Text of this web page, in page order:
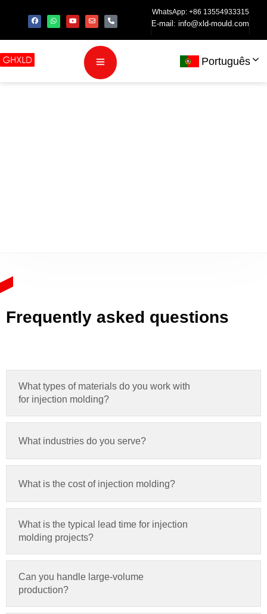
WhatsApp: +86 13554933315
E-mail: info@xld-mould.com
Português
Frequently asked questions
What types of materials do you work with
for injection molding?
What industries do you serve?
What is the cost of injection molding?
What is the typical lead time for injection
molding projects?
Can you handle large-volume
production?